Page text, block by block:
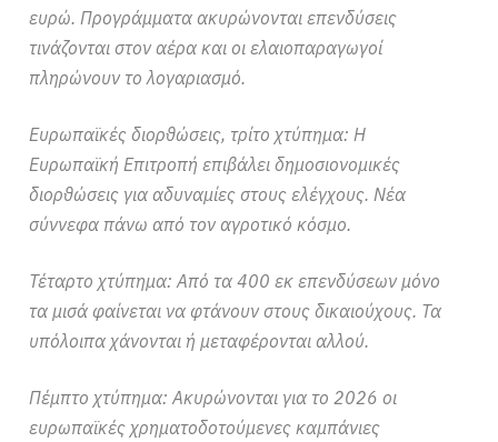
ευρώ. Προγράμματα ακυρώνονται επενδύσεις
τινάζονται στον αέρα και οι ελαιοπαραγωγοί
πληρώνουν το λογαριασμό.
Ευρωπαϊκές διορθώσεις, τρίτο χτύπημα: Η
Ευρωπαϊκή Επιτροπή επιβάλει δημοσιονομικές
διορθώσεις για αδυναμίες στους ελέγχους. Νέα
σύννεφα πάνω από τον αγροτικό κόσμο.
Τέταρτο χτύπημα: Από τα 400 εκ επενδύσεων μόνο
τα μισά φαίνεται να φτάνουν στους δικαιούχους. Τα
υπόλοιπα χάνονται ή μεταφέρονται αλλού.
Πέμπτο χτύπημα: Ακυρώνονται για το 2026 οι
ευρωπαϊκές χρηματοδοτούμενες καμπάνιες